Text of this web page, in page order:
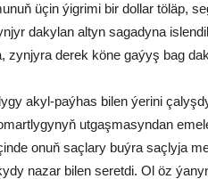
üçin ýig­ri­mi bir dol­lar tö­läp,
da­ky­lan al­tyn sa­ga­dy­na
zyn­jy­ra de­rek kö­ne ga­ýyş bag
akyl-paý­has bi­len ýe­ri­ni
ut­gaş­ma­syn­dan
onuň saç­la­ry buý­ra saç­ly­ja
na­zar bi­len se­ret­di. Ol öz